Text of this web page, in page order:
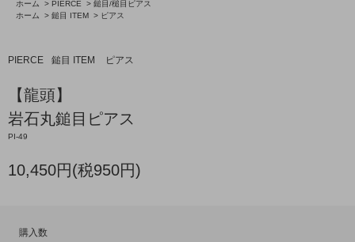
ホーム > PIERCE > 鎚目/槌目ピアス
ホーム
> 鎚目 ITEM > ピアス
PIERCE 鎚目 ITEM ピアス
【龍頭】
岩石丸鎚目ピアス
PI-49
10,450円(税950円)
購入数